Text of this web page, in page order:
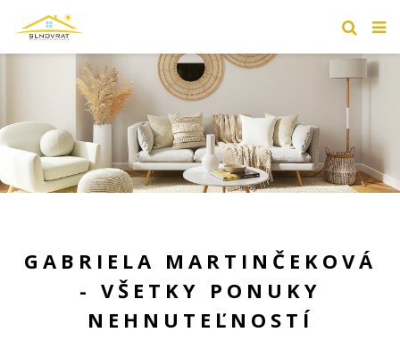
GABRIELA MARTINČEKOVÁ
- VŠETKY PONUKY
NEHNUTEĽNOSTÍ